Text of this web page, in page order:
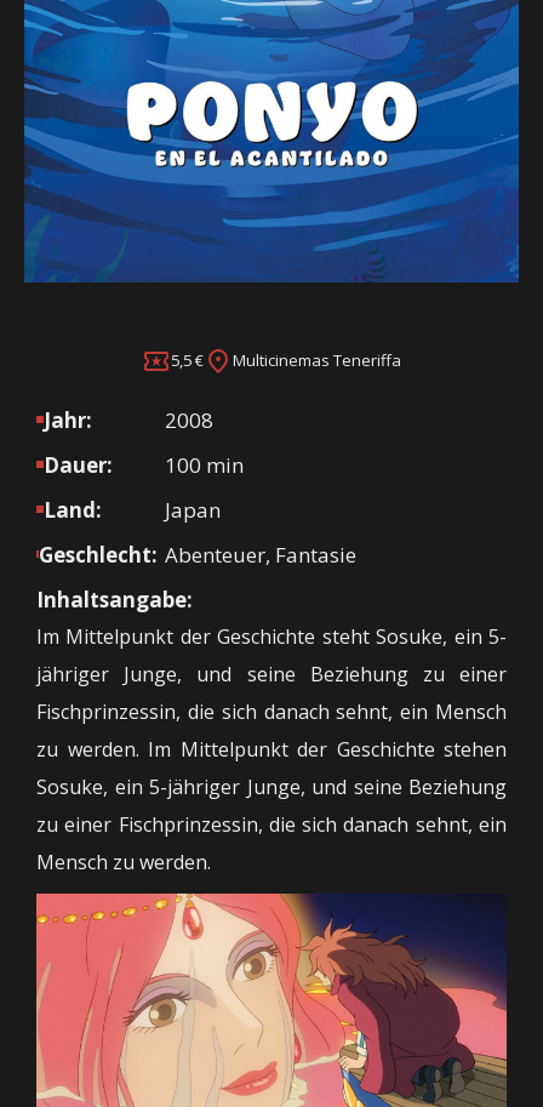
5,5 € Multicinemas Teneriffa
Jahr:
2008
Dauer:
100 min
Land:
Japan
Geschlecht: Abenteuer, Fantasie
Inhaltsangabe:
Im Mittelpunkt der Geschichte steht Sosuke, ein 5-
jähriger Junge, und seine Beziehung zu einer
Fischprinzessin, die sich danach sehnt, ein Mensch
zu werden. Im Mittelpunkt der Geschichte stehen
Sosuke, ein 5-jähriger Junge, und seine Beziehung
zu einer Fischprinzessin, die sich danach sehnt, ein
Mensch zu werden.